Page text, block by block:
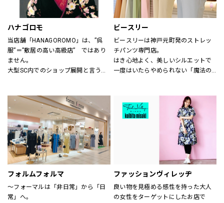
全ての女性に、自分らしさの創造と
直感を。
ハナゴロモ
当店舗「HANAGOROMO」は、”呉
服”＝”敷居の高い高級店”　ではあり
ません。
大型SC内でのショップ展開と言う利
指しています。
ローマ字屋号や店舗レイアウト等も
若い感性を生かし、幅広い年齢層の
お客様を対象にした店舗となってい
ます。
また、品揃えについても振袖、訪問
着、袋帯　等様々な高級呉服の品々
を驚くほどの超破格にてご奉仕致し
皆さま是非ともお立ち寄り下さい。
店舗スタッフ一同お待ち申し上げて
ビースリー
ビースリーは神戸元町発のストレッ
チパンツ専門店。
はき心地よく、美しいシルエットで
一度はいたらやめられない「魔法の
ンや限定カラーも人気です。
サイズも3号～21号と豊富に揃いま
す。（カラーにより異なります）
ショップでは、パンツフィッターが
一人ひとりに合わせたパンツ探しの
お手伝いや、きれいに見えるはき方
をアドバイスいたします。
どうぞお気軽にお声掛け下さい。
フォルムフォルマ
～フォーマルは「非日常」から「日
常」へ。
ファッションヴィレッヂ
良い物を見極める感性を持った大人
の女性をターゲットにしたお店で